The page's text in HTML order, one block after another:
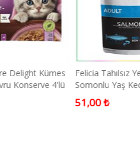
Delight Kümes
Konserve 4'lü
Felicia Tahılsız
Somonlu Yaş
85 gram
51,00 ₺